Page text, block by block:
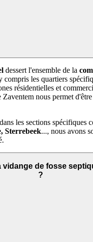
dessert l'ensemble de la
compris les quartiers
résidentielles et
Zaventem nous permet
les sections spécifiques
Sterrebeek..., nous avons
vidange de fosse
?